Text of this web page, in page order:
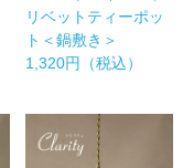
リベットティーポッ
ト＜鍋敷き＞
1,320円（税込）